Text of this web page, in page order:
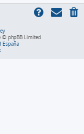
© phpBB Limited
España